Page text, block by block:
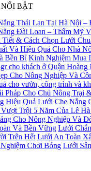
BẬT
Kinh Nghiệm Mua
Lưới Che Nắng
Lưới
Lưới An Toàn
Lưới